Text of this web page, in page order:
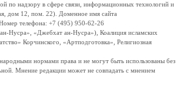
надзору в сфере связи, информационных технологий и
дом 12, пом. 22). Доменное имя сайта
телефона: +7 (495) 950-62-26
Нусра», «Джебхат ан-Нусра»), Коалиция исламских
Корчинского, «Артподготовка», Религиозная
нормами права и не могут быть использованы без
Мнение редакции может не совпадать с мнением